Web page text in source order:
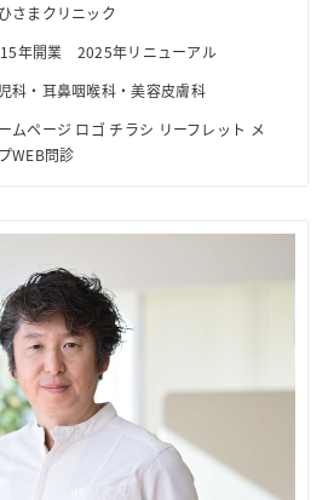
さまクリニック
年開業 2025年リニューアル
科・耳鼻咽喉科・美容皮膚科
ムページ ロゴ チラシ リーフレット メ
WEB問診